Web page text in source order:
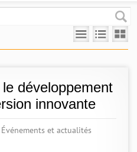
développement
innovante
Événements et actualités